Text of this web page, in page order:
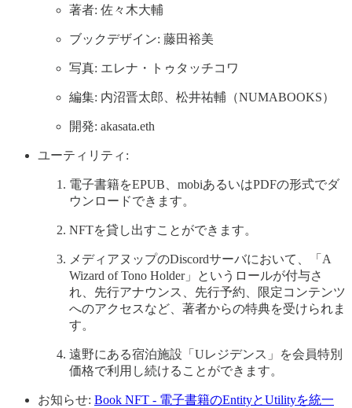
著者: 佐々木大輔
ブックデザイン: 藤田裕美
写真: エレナ・トゥタッチコワ
編集: 内沼晋太郎、松井祐輔（NUMABOOKS）
開発: akasata.eth
ユーティリティ:
電子書籍をEPUB、mobiあるいはPDFの形式でダ
ウンロードできます。
NFTを貸し出すことができます。
メディアヌップのDiscordサーバにおいて、「A
Wizard of Tono Holder」というロールが付与さ
れ、先行アナウンス、先行予約、限定コンテンツ
へのアクセスなど、著者からの特典を受けられま
す。
遠野にある宿泊施設「Uレジデンス」を会員特別
価格で利用し続けることができます。
お知らせ: Book NFT - 電子書籍のEntityとUtilityを統一